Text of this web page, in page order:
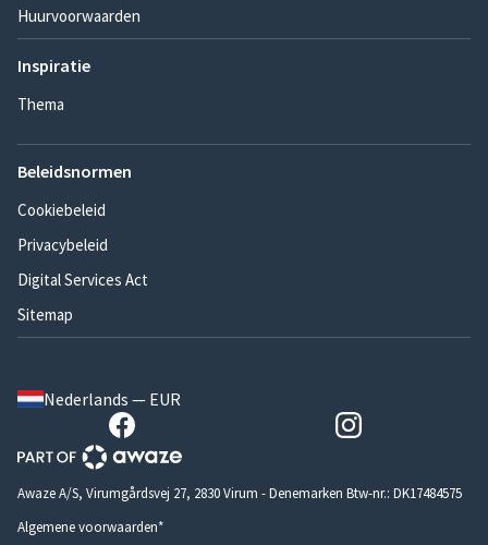
Huurvoorwaarden
Inspiratie
Thema
Beleidsnormen
Cookiebeleid
Privacybeleid
Digital Services Act
Sitemap
Nederlands — EUR
Awaze A/S, Virumgårdsvej 27, 2830 Virum - Denemarken Btw-nr.: DK17484575
Algemene voorwaarden*